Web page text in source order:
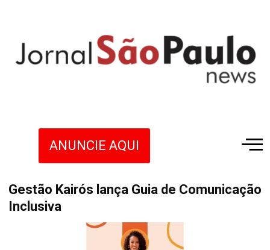
ANUNCIE AQUI
Gestão Kairós lança Guia de Comunicação
Inclusiva